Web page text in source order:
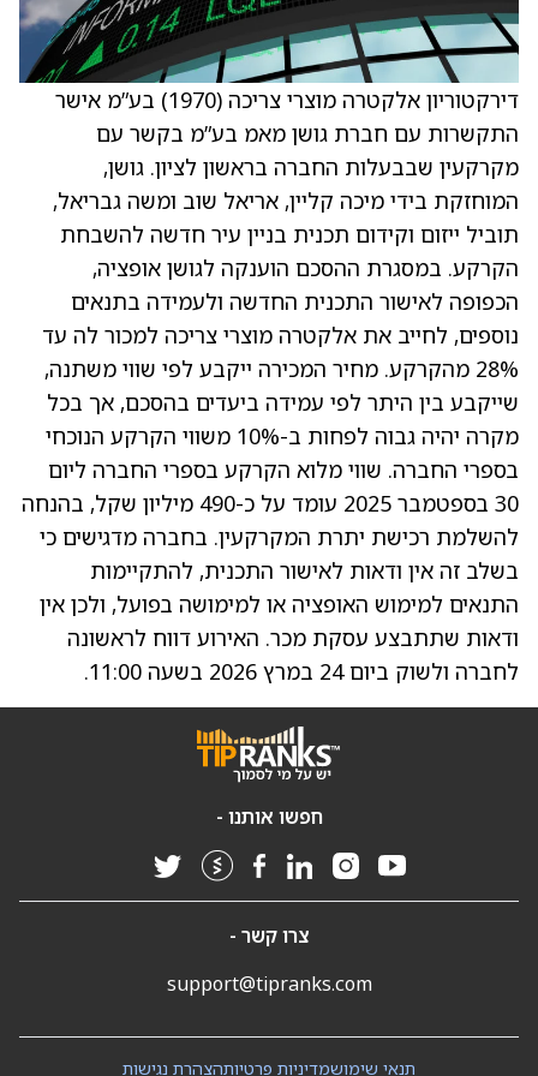
דירקטוריון אלקטרה מוצרי צריכה (1970) בע”מ אישר
התקשרות עם חברת גושן מאמ בע”מ בקשר עם
מקרקעין שבבעלות החברה בראשון לציון. גושן,
המוחזקת בידי מיכה קליין, אריאל שוב ומשה גבריאל,
תוביל ייזום וקידום תכנית בניין עיר חדשה להשבחת
הקרקע. במסגרת ההסכם הוענקה לגושן אופציה,
הכפופה לאישור התכנית החדשה ולעמידה בתנאים
נוספים, לחייב את אלקטרה מוצרי צריכה למכור לה עד
28% מהקרקע. מחיר המכירה ייקבע לפי שווי משתנה,
שייקבע בין היתר לפי עמידה ביעדים בהסכם, אך בכל
מקרה יהיה גבוה לפחות ב-10% משווי הקרקע הנוכחי
בספרי החברה. שווי מלוא הקרקע בספרי החברה ליום
30 בספטמבר 2025 עומד על כ-490 מיליון שקל, בהנחה
להשלמת רכישת יתרת המקרקעין. בחברה מדגישים כי
בשלב זה אין ודאות לאישור התכנית, להתקיימות
התנאים למימוש האופציה או למימושה בפועל, ולכן אין
ודאות שתתבצע עסקת מכר. האירוע דווח לראשונה
לחברה ולשוק ביום 24 במרץ 2026 בשעה 11:00.
חפשו אותנו -
צרו קשר -
support@tipranks.com
הצהרת נגישותמדיניות פרטיותתנאי שימוש